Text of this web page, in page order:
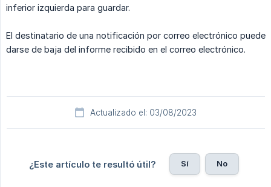
inferior izquierda para guardar.
El destinatario de una notificación por correo electrónico puede
darse de baja del informe recibido en el correo electrónico.
Actualizado el: 03/08/2023
¿Este artículo te resultó útil? Sí No